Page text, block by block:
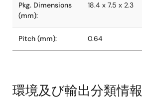
Pkg. Dimensions
(mm):
18.4 x 7.5 x 2.3
Pitch (mm): 0.64
環境及び輸出分類情報